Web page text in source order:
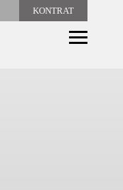
KONTRAT